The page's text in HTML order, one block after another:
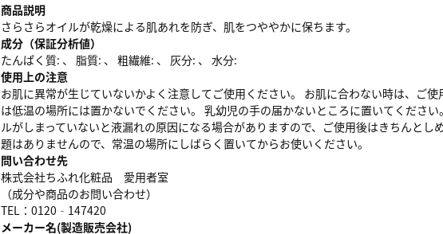
商品説明
さらさらオイルが乾燥による肌あれを防ぎ、肌をつややかに保ちます。
成分（保証分析値）
たんぱく質: 、 脂質: 、 粗繊維: 、 灰分: 、 水分:
使用上の注意
お肌に異常が生じていないかよく注意してご使用ください。 お肌に合わない時は、ご
は低温の場所には置かないでください。 乳幼児の手の届かないところに置いてくださ
ルがしまっていないと液漏れの原因になる場合がありますので、ご使用後はきちんと
題はありませんので、常温の場所にしばらく置いてからお使いください。
問い合わせ先
株式会社ちふれ化粧品 愛用者室
（成分や商品のお問い合わせ）
TEL：0120‐147420
メーカー名(製造販売会社)